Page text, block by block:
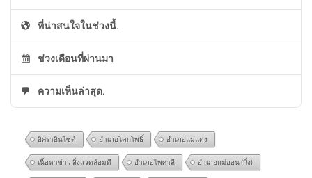
ที่น่าสนใจในช่วงนี้.
ช่วงเดือนที่ผ่านมา
ความเห็นล่าสุด.
อิศราอินไซด์ อำเภอโคกโพธิ์ อำเภอแม่แตง
เนื้อหาข่าว สิ่งแวดล้อมดี อำเภอไพศาลี อำเภอแม่ออน (กิ่ง)